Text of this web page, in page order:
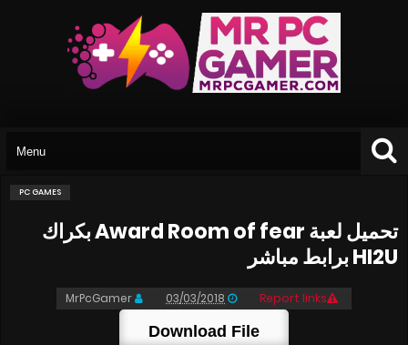
PC GAMES
تحميل لعبة Award Room of fear بكراك
HI2U برابط مباشر
MrPcGamer 03/03/2018 Report links
Download File